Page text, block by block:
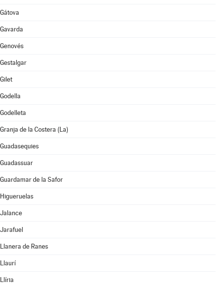
Gátova
Gavarda
Genovés
Gestalgar
Gilet
Godella
Godelleta
Granja de la Costera (La)
Guadasequies
Guadassuar
Guardamar de la Safor
Higueruelas
Jalance
Jarafuel
Llanera de Ranes
Llaurí
Llíria